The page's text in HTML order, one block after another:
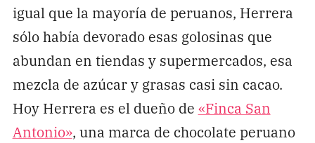
igual que la mayoría de peruanos, Herrera
sólo había devorado esas golosinas que
abundan en tiendas y supermercados, esa
mezcla de azúcar y grasas casi sin cacao.
Hoy Herrera es el dueño de «Finca San
Antonio», una marca de chocolate peruano